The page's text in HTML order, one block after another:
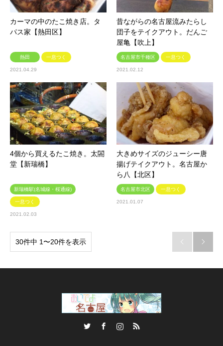
カーマの中のたこ焼き店。タ
パス家【熱田区】
熱田 一息つく
2021.04.29
昔ながらの名古屋流みたらし
団子をテイクアウト。だんご
屋亀【吹上】
名古屋市千種区 一息つく
2021.02.12
4個から買えるたこ焼き。太閤
堂【新瑞橋】
新瑞橋駅(名城線・桜通線)
一息つく
2021.02.03
大きめサイズのジューシー唐
揚げテイクアウト。名古屋か
ら八【北区】
名古屋市北区 一息つく
2021.01.07
30件中 1〜20件を表示  
RSS